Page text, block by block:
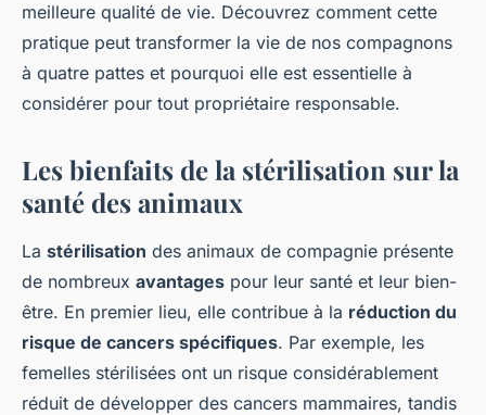
meilleure qualité de vie. Découvrez comment cette
pratique peut transformer la vie de nos compagnons
à quatre pattes et pourquoi elle est essentielle à
considérer pour tout propriétaire responsable.
Les bienfaits de la stérilisation sur la
santé des animaux
La stérilisation des animaux de compagnie présente
de nombreux avantages pour leur santé et leur bien-
être. En premier lieu, elle contribue à la réduction du
risque de cancers spécifiques. Par exemple, les
femelles stérilisées ont un risque considérablement
réduit de développer des cancers mammaires, tandis